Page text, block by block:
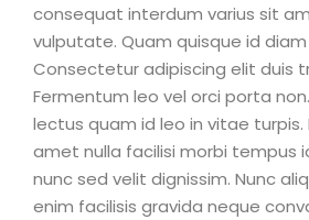
consequat interdum varius sit
vulputate. Quam quisque id
Consectetur adipiscing elit duis
Fermentum leo vel orci porta
lectus quam id leo in vitae turpis.
amet nulla facilisi morbi tempus
nunc sed velit dignissim. Nunc
enim facilisis gravida neque